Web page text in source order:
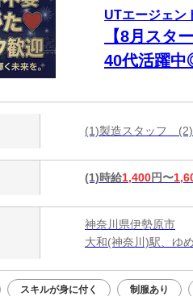
UTエージェン
【8月スタ
40代活躍中
(1)製造スタッフ
(1)時給1,400円〜
神奈川県伊勢原市
大和(神奈川)駅、ゆ
スキルが身に付く 制服あり